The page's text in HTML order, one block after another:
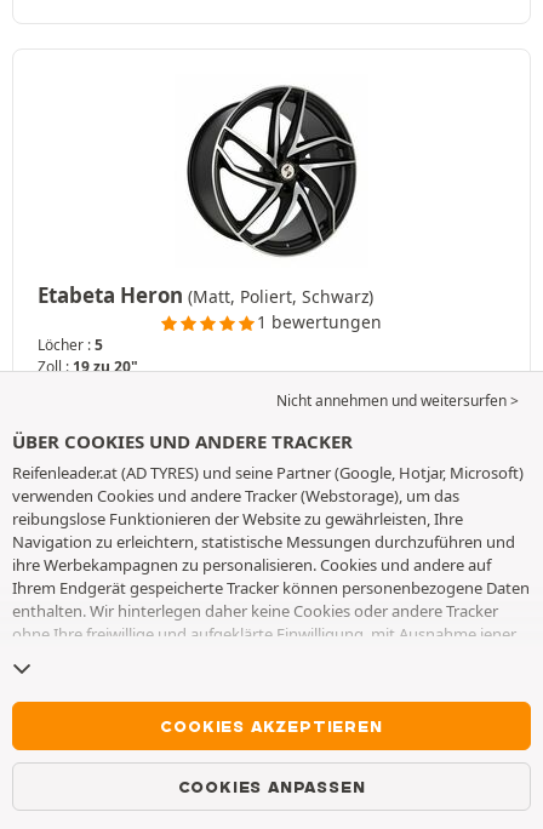
Etabeta Heron (Matt, Poliert, Schwarz)
1 bewertungen
Löcher :5
Zoll :19 zu 20"
450,59€
Stückpreis
Lieferbar
ANSEHEN
Nicht annehmen und weitersurfen >
ÜBER COOKIES UND ANDERE TRACKER
Reifenleader.at (AD TYRES) und seine Partner (Google, Hotjar, Microsoft)
verwenden Cookies und andere Tracker (Webstorage), um das
reibungslose Funktionieren der Website zu gewährleisten, Ihre
Navigation zu erleichtern, statistische Messungen durchzuführen und
ihre Werbekampagnen zu personalisieren. Cookies und andere auf
Ihrem Endgerät gespeicherte Tracker können personenbezogene Daten
enthalten. Wir hinterlegen daher keine Cookies oder andere Tracker
ohne Ihre freiwillige und aufgeklärte Einwilligung, mit Ausnahme jener,
Auswahl für einen Zeitraum von 6 Monaten. Sie können Ihre
Einwilligung jederzeit widerrufen, indem Sie die WebseiteCookies und
besuchen. Sie haben die Möglichkeit, Ihre Navigation
fortzusetzen, ohne die Hinterlegung von Cookies oder anderen
Trackern zu akzeptieren. Die Ablehnung hat keinen Einfluss auf Ihren
Zugriff zu den angebotenen Dienstleistungen AD TYRES. Weitere
Informationen finden Sie auf derWebseite Cookies und andere Tracker.
COOKIES AKZEPTIEREN
COOKIES ANPASSEN